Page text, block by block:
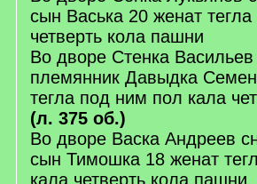
сын Васька 20 женат
четверть кола пашни
Во дворе Стенка
племянник Давыдка
тегла под ним пол кала
(л. 375 об.)
Во дворе Васка Андреев
сын Тимошка 18 женат
кала четверть кола пашни